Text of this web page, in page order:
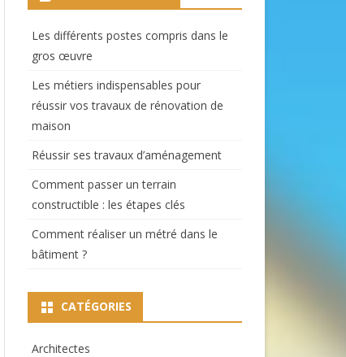
Les différents postes compris dans le
gros œuvre
Les métiers indispensables pour
réussir vos travaux de rénovation de
maison
Réussir ses travaux d’aménagement
Comment passer un terrain
constructible : les étapes clés
Comment réaliser un métré dans le
bâtiment ?
CATÉGORIES
Architectes